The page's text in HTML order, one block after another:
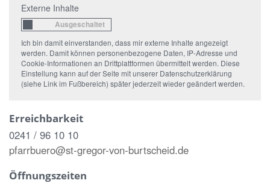
Externe Inhalte
Ich bin damit einverstanden, dass mir externe Inhalte angezeigt
werden. Damit können personenbezogene Daten, IP-Adresse und
Cookie-Informationen an Drittplattformen übermittelt werden. Diese
Einstellung kann auf der Seite mit unserer Datenschutzerklärung
(siehe Link im Fußbereich) später jederzeit wieder geändert werden.
Erreichbarkeit
0241 / 96 10 10
pfarrbuero@st-gregor-von-burtscheid.de
Öffnungszeiten